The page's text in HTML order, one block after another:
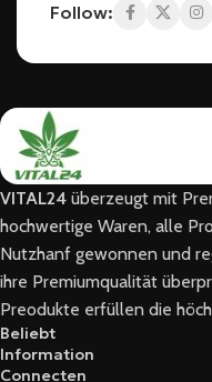
Follow:
VITAL24 überzeugt mit
hochwertige Waren, alle
Nutzhanf gewonnen und
ihre Premiumqualität
Preodukte erfüllen die
Beliebt
Information
Connecten